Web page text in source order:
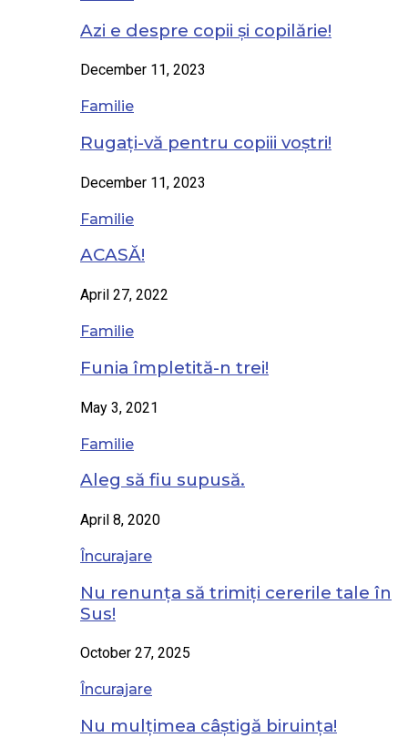
Azi e despre copii și copilărie!
December 11, 2023
Familie
Rugați-vă pentru copiii voștri!
December 11, 2023
Familie
ACASĂ!
April 27, 2022
Familie
Funia împletită-n trei!
May 3, 2021
Familie
Aleg să fiu supusă.
April 8, 2020
Încurajare
Nu renunța să trimiți cererile tale în
Sus!
October 27, 2025
Încurajare
Nu mulțimea câștigă biruința!